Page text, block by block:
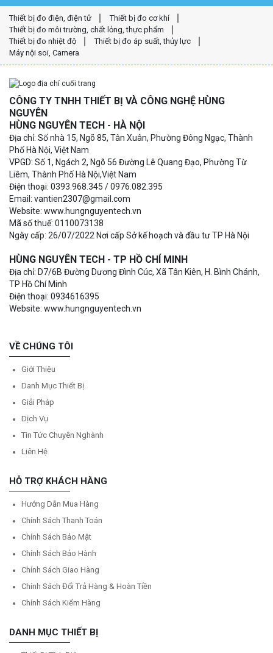
Thiết bị đo điện, điện tử
Thiết bị đo cơ khí
Thiết bị đo môi trường, chất lỏng, thực phẩm
Thiết bị đo nhiệt độ
Thiết bị đo áp suất, thủy lực
Máy nội soi, Camera
CÔNG TY TNHH THIẾT BỊ VÀ CÔNG NGHỆ HÙNG
NGUYÊN
HÙNG NGUYÊN TECH - HÀ NỘI
Địa chỉ: Số nhà 15, Ngõ 85, Tân Xuân, Phường Đông Ngạc, Thành
Phố Hà Nội, Việt Nam
VPGD: Số 1, Ngách 2, Ngõ 56 Đường Lê Quang Đạo, Phường Từ
Liêm, Thành Phố Hà Nội,Việt Nam
Điện thoại: 0393.968.345 / 0976.082.395
Email: vantien2307@gmail.com
Website: www.hungnguyentech.vn
Mã số thuế: 0110073138
Ngày cấp: 26/07/2022 Nơi cấp Sở kế hoạch và đầu tư TP Hà Nội
HÙNG NGUYÊN TECH - TP HỒ CHÍ MINH
Địa chỉ: D7/6B Đường Dương Đình Cúc, Xã Tân Kiên, H. Bình Chánh,
TP Hồ Chí Minh
Điện thoại: 0934616395
Website: www.hungnguyentech.vn
VỀ CHÚNG TÔI
Giới Thiệu
Danh Mục Thiết Bị
Giải Pháp
Dịch Vụ
Tin Tức Chuyên Nghành
Liên Hệ
HỖ TRỢ KHÁCH HÀNG
Hướng Dẫn Mua Hàng
Chính Sách Thanh Toán
Chính Sách Bảo Mật
Chính Sách Bảo Hành
Chính Sách Giao Hàng
Chính Sách Đổi Trả Hàng & Hoàn Tiền
Chính Sách Kiểm Hàng
DANH MỤC THIẾT BỊ